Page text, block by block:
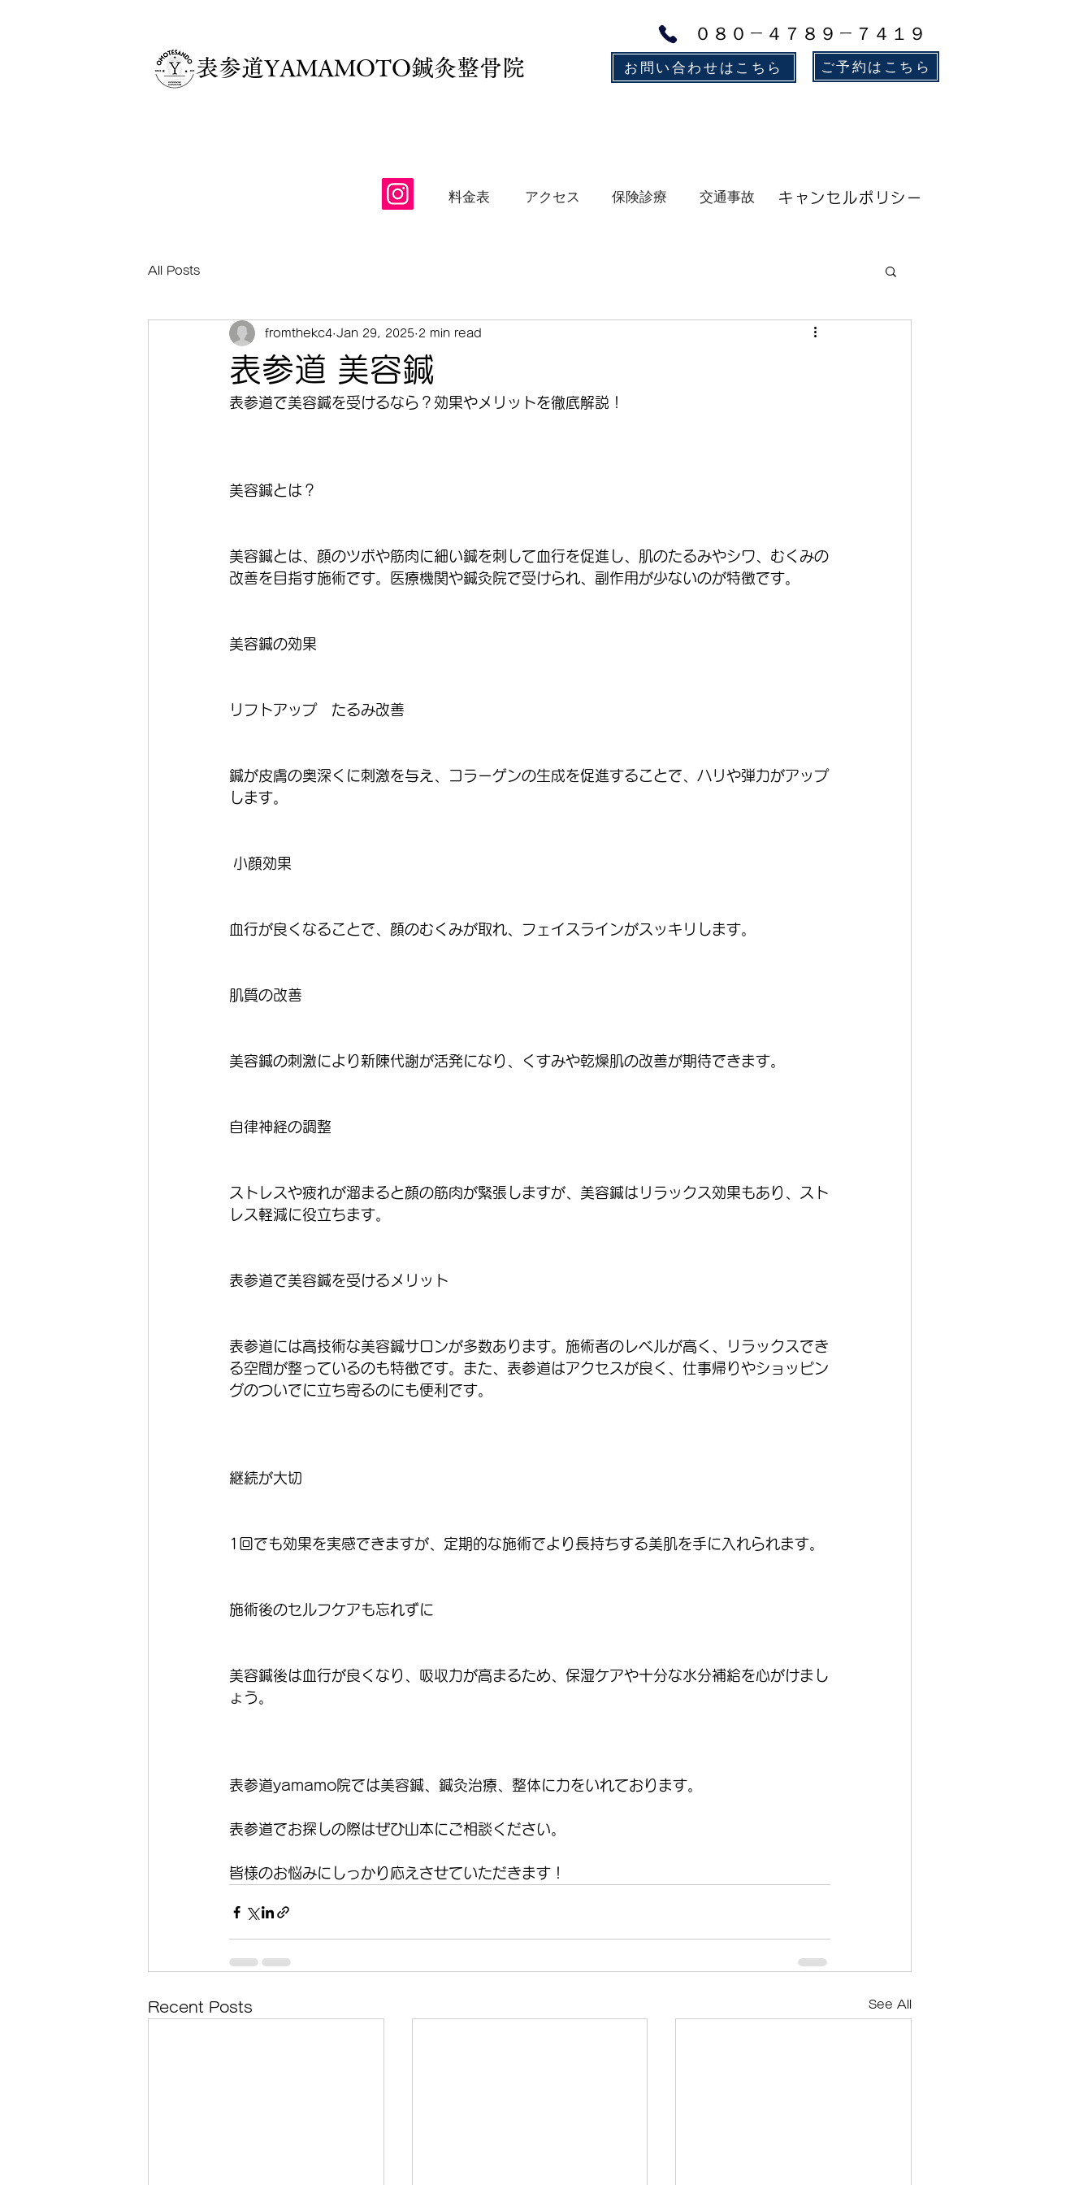
​表参道YAMAMOTO鍼灸整骨院
０８０－４７８９－７４１９
お問い合わせはこちら
ご予約はこちら
料金表 アクセス 保険診療 交通事故 キャンセルポリシー
All Posts
表参道 美容鍼
fromthekc4 Jan 29, 2025 2 min read
表参道で美容鍼を受けるなら？効果やメリットを徹底解説！
美容鍼とは？
美容鍼とは、顔のツボや筋肉に細い鍼を刺して血行を促進し、肌のたるみやシワ、むくみの
改善を目指す施術です。医療機関や鍼灸院で受けられ、副作用が少ないのが特徴です。
美容鍼の効果
リフトアップ　たるみ改善
鍼が皮膚の奥深くに刺激を与え、コラーゲンの生成を促進することで、ハリや弾力がアップ
します。
小顔効果
血行が良くなることで、顔のむくみが取れ、フェイスラインがスッキリします。
肌質の改善
美容鍼の刺激により新陳代謝が活発になり、くすみや乾燥肌の改善が期待できます。
自律神経の調整
ストレスや疲れが溜まると顔の筋肉が緊張しますが、美容鍼はリラックス効果もあり、スト
レス軽減に役立ちます。
表参道で美容鍼を受けるメリット
表参道には高技術な美容鍼サロンが多数あります。施術者のレベルが高く、リラックスでき
る空間が整っているのも特徴です。また、表参道はアクセスが良く、仕事帰りやショッピン
グのついでに立ち寄るのにも便利です。
継続が大切
1回でも効果を実感できますが、定期的な施術でより長持ちする美肌を手に入れられます。
施術後のセルフケアも忘れずに
美容鍼後は血行が良くなり、吸収力が高まるため、保湿ケアや十分な水分補給を心がけまし
ょう。
表参道yamamo院では美容鍼、鍼灸治療、整体に力をいれております。
表参道でお探しの際はぜひ山本にご相談ください。
皆様のお悩みにしっかり応えさせていただきます！
Recent Posts See All